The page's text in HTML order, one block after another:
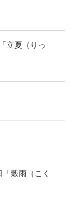
立夏（りっ
穀雨（こく